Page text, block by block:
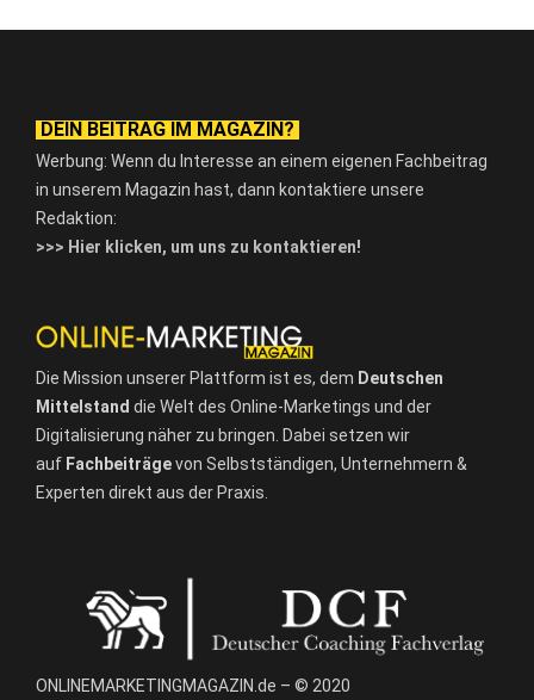
DEIN BEITRAG IM MAGAZIN?
Werbung: Wenn du Interesse an einem eigenen Fachbeitrag
in unserem Magazin hast, dann kontaktiere unsere
Redaktion:
>>> Hier klicken, um uns zu kontaktieren!
Die Mission unserer Plattform ist es, dem Deutschen
Mittelstand die Welt des Online-Marketings und der
Digitalisierung näher zu bringen. Dabei setzen wir
auf Fachbeiträgevon Selbstständigen, Unternehmern &
Experten direkt aus der Praxis.
ONLINEMARKETINGMAGAZIN.de – © 2020